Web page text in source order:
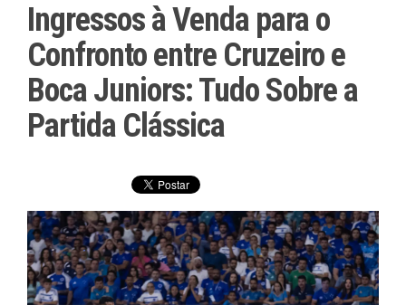
Ingressos à Venda para o
Confronto entre Cruzeiro e
Boca Juniors: Tudo Sobre a
Partida Clássica